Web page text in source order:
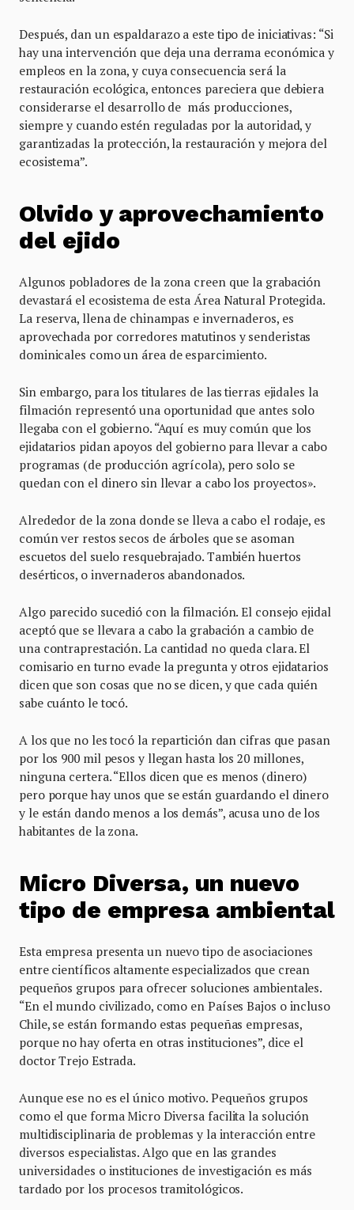
Después, dan un espaldarazo a este tipo de iniciativas: “Si
hay una intervención que deja una derrama económica y
empleos en la zona, y cuya consecuencia será la
restauración ecológica, entonces pareciera que debiera
considerarse el desarrollo de más producciones,
siempre y cuando estén reguladas por la autoridad, y
garantizadas la protección, la restauración y mejora del
ecosistema”.
Olvido y aprovechamiento
del ejido
Algunos pobladores de la zona creen que la grabación
devastará el ecosistema de esta Área Natural Protegida.
La reserva, llena de chinampas e invernaderos, es
aprovechada por corredores matutinos y senderistas
dominicales como un área de esparcimiento.
Sin embargo, para los titulares de las tierras ejidales la
filmación representó una oportunidad que antes solo
llegaba con el gobierno. “Aquí es muy común que los
ejidatarios pidan apoyos del gobierno para llevar a cabo
programas (de producción agrícola), pero solo se
quedan con el dinero sin llevar a cabo los proyectos».
Alrededor de la zona donde se lleva a cabo el rodaje, es
común ver restos secos de árboles que se asoman
escuetos del suelo resquebrajado. También huertos
desérticos, o invernaderos abandonados.
Algo parecido sucedió con la filmación. El consejo ejidal
aceptó que se llevara a cabo la grabación a cambio de
una contraprestación. La cantidad no queda clara. El
comisario en turno evade la pregunta y otros ejidatarios
dicen que son cosas que no se dicen, y que cada quién
sabe cuánto le tocó.
A los que no les tocó la repartición dan cifras que pasan
por los 900 mil pesos y llegan hasta los 20 millones,
ninguna certera. “Ellos dicen que es menos (dinero)
pero porque hay unos que se están guardando el dinero
y le están dando menos a los demás”, acusa uno de los
habitantes de la zona.
Micro Diversa, un nuevo
tipo de empresa ambiental
Esta empresa presenta un nuevo tipo de asociaciones
entre científicos altamente especializados que crean
pequeños grupos para ofrecer soluciones ambientales.
“En el mundo civilizado, como en Países Bajos o incluso
Chile, se están formando estas pequeñas empresas,
porque no hay oferta en otras instituciones”, dice el
doctor Trejo Estrada.
Aunque ese no es el único motivo. Pequeños grupos
como el que forma Micro Diversa facilita la solución
multidisciplinaria de problemas y la interacción entre
diversos especialistas. Algo que en las grandes
universidades o instituciones de investigación es más
tardado por los procesos tramitológicos.